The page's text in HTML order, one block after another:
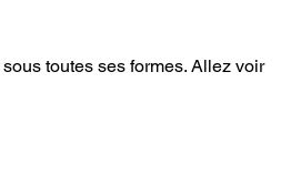
toutes ses formes. Allez voir